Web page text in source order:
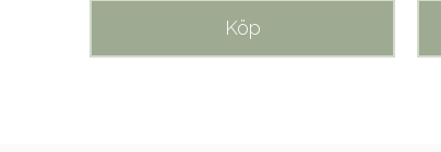
Köp